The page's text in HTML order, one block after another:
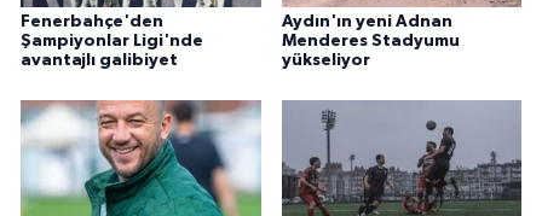
Fenerbahçe'den
Şampiyonlar Ligi'nde
avantajlı galibiyet
Aydın'ın yeni Adnan
Menderes Stadyumu
yükseliyor